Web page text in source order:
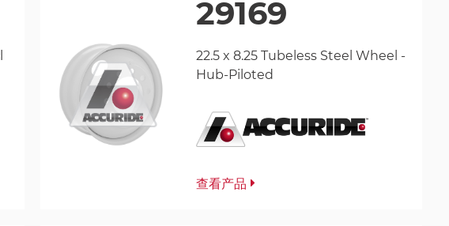
29169
22.5 x 8.25 Tubeless Steel Wheel -
Hub-Piloted
查看产品